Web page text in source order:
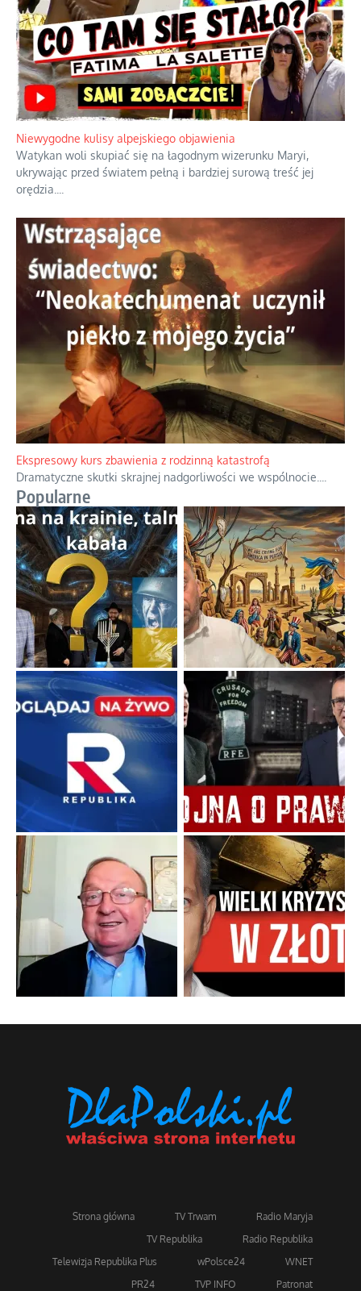
Niewygodne kulisy alpejskiego objawienia
Watykan woli skupiać się na łagodnym wizerunku Maryi,
ukrywając przed światem pełną i bardziej surową treść jej
orędzia.
Ekspresowy kurs zbawienia z rodzinną katastrofą
Dramatyczne skutki skrajnej nadgorliwości we wspólnocie.
Popularne
Strona główna TV Trwam
Radio Maryja
TV Republika
Radio Republika
Telewizja Republika Plus
wPolsce24
WNET
PR24
TVP INFO Patronat